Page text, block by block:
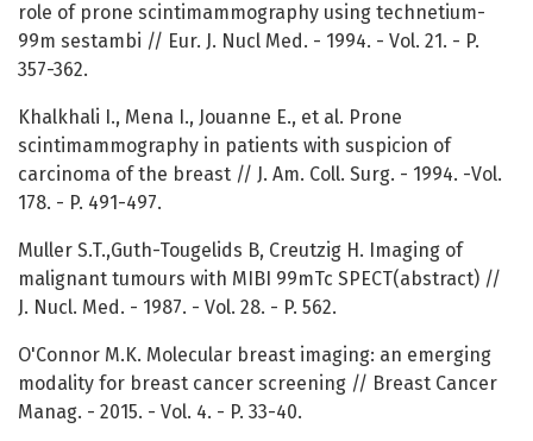
role of prone scintimammography using technetium-
99m sestambi // Eur. J. Nucl Med. - 1994. - Vol. 21. - P.
357-362.
Khalkhali I., Mena I., Jouanne E., et al. Prone
scintimammography in patients with suspicion of
carcinoma of the breast // J. Am. Coll. Surg. - 1994. -Vol.
178. - P. 491-497.
Muller S.T.,Guth-Tougelids B, Creutzig H. Imaging of
malignant tumours with MIBI 99mTc SPECT(abstract) //
J. Nucl. Med. - 1987. - Vol. 28. - P. 562.
O'Connor M.K. Molecular breast imaging: an emerging
modality for breast cancer screening // Breast Cancer
Manag. - 2015. - Vol. 4. - P. 33-40.